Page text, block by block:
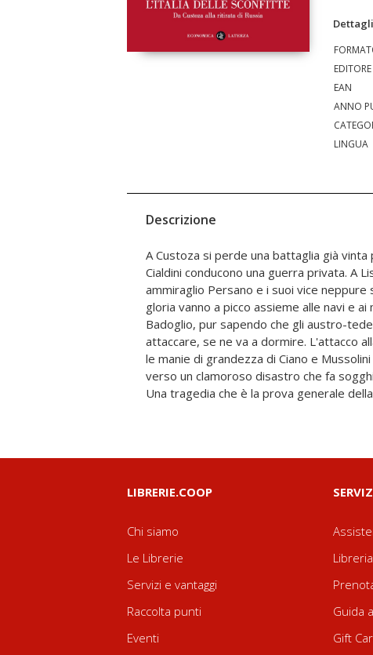
Dettagli
EDITORE
EAN
ANNO
LINGUA
Descrizione
A Custoza si perde una battaglia già vinta
Cialdini conducono una guerra privata. A
ammiraglio Persano e i suoi vice neppure
gloria vanno a picco assieme alle navi e ai
Badoglio, pur sapendo che gli austro-
attaccare, se ne va a dormire. L'attacco
le manie di grandezza di Ciano e
verso un clamoroso disastro che fa
Una tragedia che è la prova generale
LIBRERIE.COOP
Chi siamo
Le Librerie
Servizi e vantaggi
Raccolta punti
Eventi
Guida
Gift